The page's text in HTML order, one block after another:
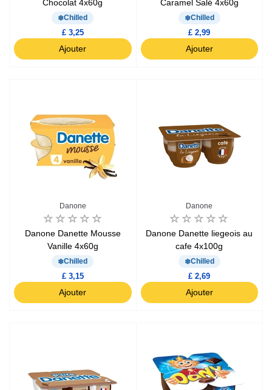
Chocolat 4x60g
Chilled
£ 3,25
Ajouter
Caramel Salé 4x60g
Chilled
£ 2,99
Ajouter
Danone
Danone Danette Mousse
Vanille 4x60g
Chilled
£ 3,15
Ajouter
Danone
Danone Danette liegeois au
cafe 4x100g
Chilled
£ 2,69
Ajouter